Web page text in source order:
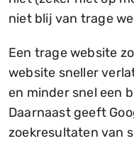
niet blij van trage
Een trage website
website sneller
en minder snel een
Daarnaast geeft
zoekresultaten van